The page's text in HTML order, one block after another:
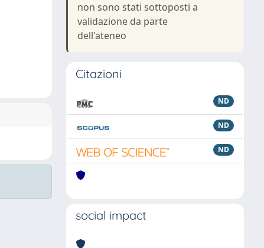
non sono stati sottoposti a
validazione da parte
dell'ateneo
Citazioni
ND
ND
ND
social impact